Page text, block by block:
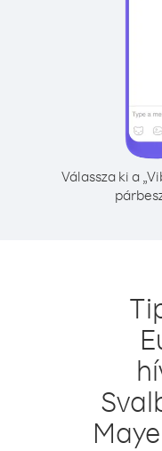
Válassza ki a